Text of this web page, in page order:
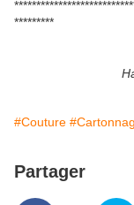
*********
#Couture
Partager